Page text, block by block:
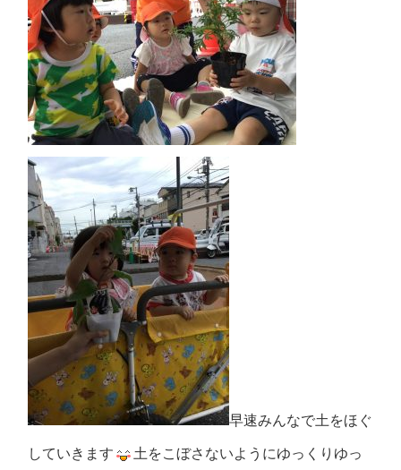
早速みんなで土をほぐ
していきます 土をこぼさないようにゆっくりゆっ